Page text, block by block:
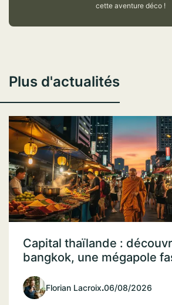
cette aventure déco !
Plus d'actualités
Capital thaïlande :
bangkok, une mégapole
Florian Lacroix.06/08/2026